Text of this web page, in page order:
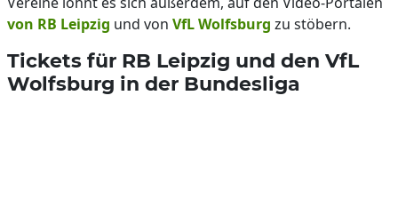
von RB Leipzig und von VfL Wolfsburg zu stöbern.
Tickets für RB Leipzig und den VfL
Wolfsburg in der Bundesliga